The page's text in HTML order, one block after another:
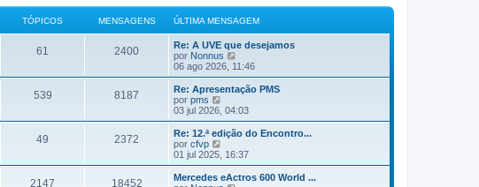
TÓPICOS MENSAGENS ÚLTIMA MENSAGEM
61 2400
Re: A UVE que desejamos
por Nonnus
e
j
a
a
ú
i
m
a
e
06 ago 2026, 11:46
539 8187
Re: Apresentação PMS
por pms
e
j
a
ú
i
03 jul 2026, 04:03
49 2372
Re: 12.ª edição do Encontro...
por cfvp
e
j
a
01 jul 2025, 16:37
2147 18452
Mercedes eActros 600 World ...